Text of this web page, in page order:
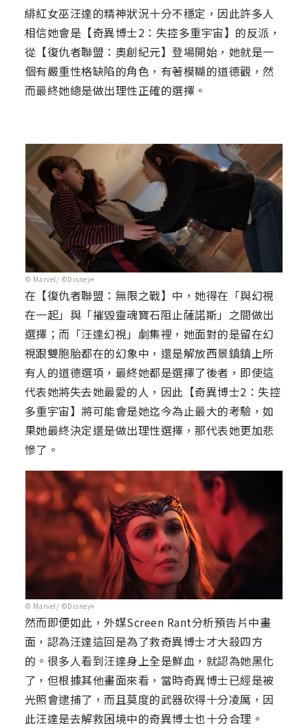
緋紅女巫汪達的精神狀況十分不穩定，因此許多人
相信她會是【奇異博士2：失控多重宇宙】的反派，
從【復仇者聯盟：奧創紀元】登場開始，她就是一
個有嚴重性格缺陷的角色，有著模糊的道德觀，然
而最終她總是做出理性正確的選擇。
© Marvel/ ©Disney+
在【復仇者聯盟：無限之戰】中，她得在「與幻視
在一起」與「摧毀靈魂寶石阻止薩諾斯」之間做出
選擇；而「汪達幻視」劇集裡，她面對的是留在幻
視跟雙胞胎都在的幻象中，還是解放西景鎮鎮上所
有人的道德選項，最終她都是選擇了後者，即使這
代表她將失去她最愛的人，因此【奇異博士2：失控
多重宇宙】將可能會是她迄今為止最大的考驗，如
果她最終決定還是做出理性選擇，那代表她更加悲
慘了。
© Marvel/ ©Disney+
然而即便如此，外媒Screen Rant分析預告片中畫
面，認為汪達這回是為了救奇異博士才大殺四方
的。很多人看到汪達身上全是鮮血，就認為她黑化
了，但根據其他畫面來看，當時奇異博士已經是被
光照會逮捕了，而且莫度的武器砍得十分凌厲，因
此汪達是去解救困境中的奇異博士也十分合理。